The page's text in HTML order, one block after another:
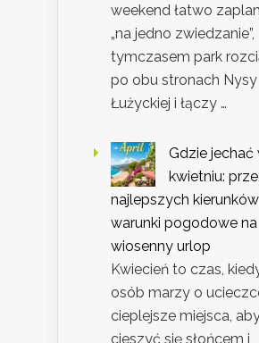
weekend łatwo
„na jedno zwiedzanie”,
tymczasem park
po obu stronach Nysy
Łużyckiej i łączy …
Gdzie jechać
kwietniu:
najlepszych
warunki pogodowe na
wiosenny urlop
Kwiecień to czas,
osób marzy o
cieplejsze miejsca,
cieszyć się słońcem i